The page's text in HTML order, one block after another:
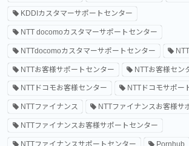
KDDIカスタマーサポートセンター
NTT docomoカスタマーサポートセンター
NTTdocomoカスタマーサポートセンター
NTTお客様サポートセンター NTTお客様セン
NTTドコモお客様センター NTTドコモサポー
NTTファイナンス NTTファイナンスお客様サ
NTTファイナンスお客様サポートセンター
NTTファイナンスサポートセンター Pornhub